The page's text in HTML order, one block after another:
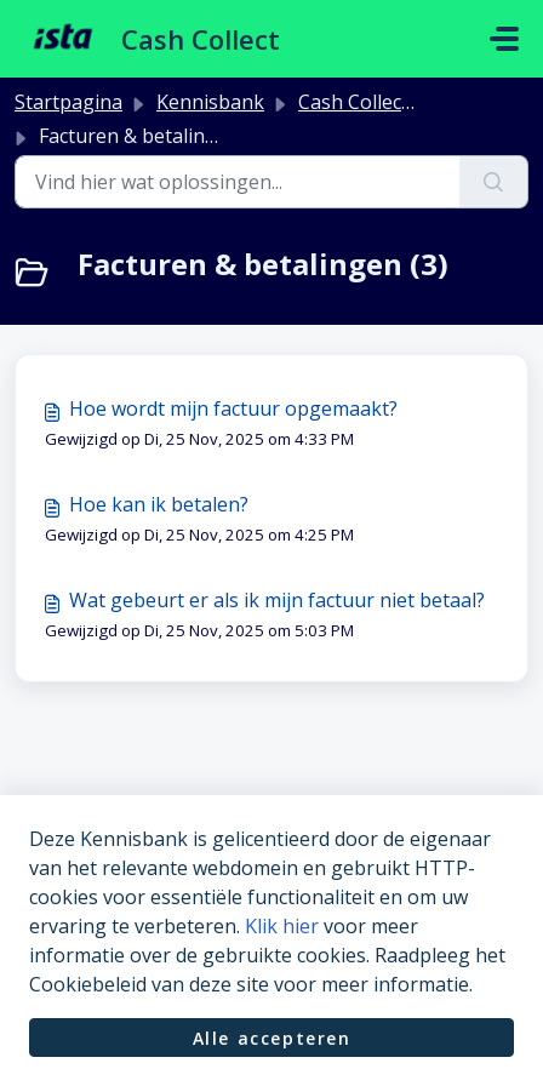
Cash Collect
Startpagina Kennisbank
Cash Collect Facturatie
Facturen & betalingen
Facturen & betalingen (3)
Hoe wordt mijn factuur opgemaakt?
Gewijzigd op Di, 25 Nov, 2025 om 4:33 PM
Hoe kan ik betalen?
Gewijzigd op Di, 25 Nov, 2025 om 4:25 PM
Wat gebeurt er als ik mijn factuur niet betaal?
Gewijzigd op Di, 25 Nov, 2025 om 5:03 PM
Deze Kennisbank is gelicentieerd door de eigenaar
van het relevante webdomein en gebruikt HTTP-
cookies voor essentiële functionaliteit en om uw
ervaring te verbeteren. Klik hiervoor meer
informatie over de gebruikte cookies. Raadpleeg het
Cookiebeleid van deze site voor meer informatie.
Alle accepteren